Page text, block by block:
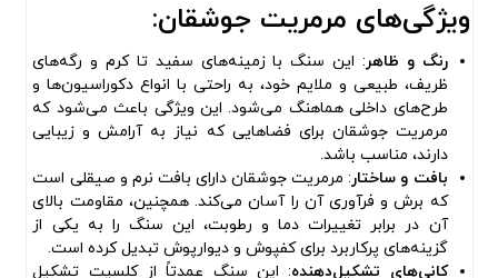
ویژگی‌های مرمریت جوشقان:
رنگ و ظاهر: این سنگ با زمینه‌های سفید تا کرم و رگه‌های
ظریف، طبیعی و ملایم خود، به راحتی با انواع دکوراسیون‌ها و
طرح‌های داخلی هماهنگ می‌شود. این ویژگی باعث می‌شود که
مرمریت جوشقان برای فضاهایی که نیاز به آرامش و زیبایی
دارند، مناسب باشد.
بافت و ساختار: مرمریت جوشقان دارای بافت نرم و صیقلی است
که برش و فرآوری آن را آسان می‌کند. همچنین، مقاومت بالای
آن در برابر تغییرات دما و رطوبت، این سنگ را به یکی از
گزینه‌های پرکاربرد برای کفپوش و دیوارپوش تبدیل کرده است.
کانی‌های تشکیل‌دهنده: این سنگ عمدتاً از کلسیت تشکیل